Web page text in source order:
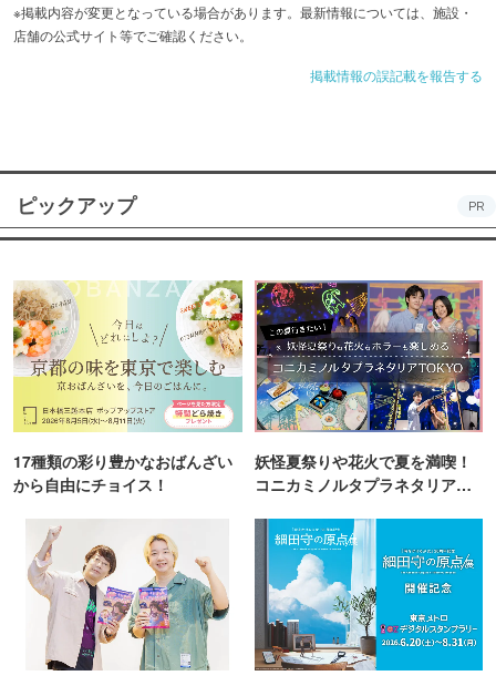
※掲載内容が変更となっている場合があります。最新情報については、施設・
店舗の公式サイト等でご確認ください。
掲載情報の誤記載を報告する
ピックアップ PR
17種類の彩り豊かなおばんざい
から自由にチョイス！
妖怪夏祭りや花火で夏を満喫！
コニカミノルタプラネタリア